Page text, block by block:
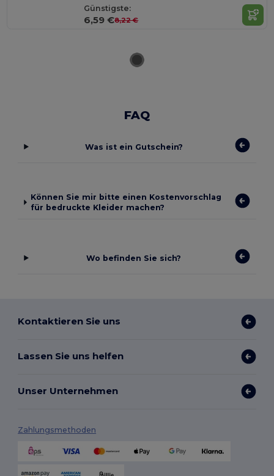
Günstigste:
6,59 €8,22 €
FAQ
Was ist ein Gutschein?
Können Sie mir bitte einen Kostenvorschlag
für bedruckte Kleider machen?
Wo befinden Sie sich?
Kontaktieren Sie uns
Lassen Sie uns helfen
Unser Unternehmen
Zahlungsmethoden